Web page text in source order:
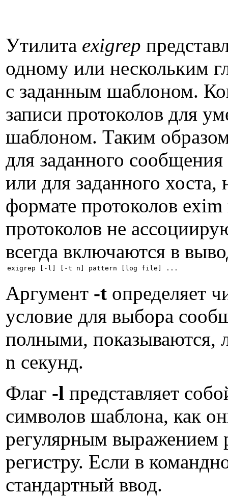
Утилита exigrep
одному или нескольким
с заданным шаблоном.
записи протоколов для
шаблоном. Таким
для заданного
или для заданного
формате протоколов
протоколов не
всегда включаются в
Аргумент -t определяет
условие для выбора
полными, показываются,
n секунд.
Флаг -l представляет
символов шаблона, как
регулярным выражением
регистру. Если в
стандартный ввод.